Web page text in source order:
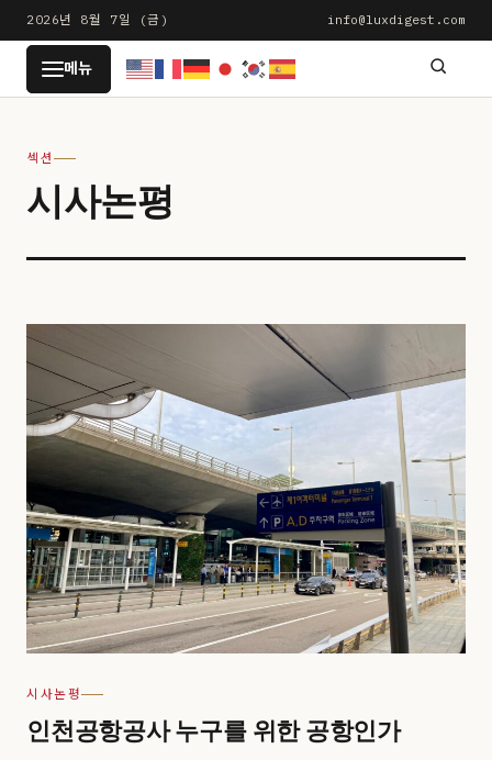
문
로
2026년 8월 7일 (금) info@luxdigest.com
LUXDIGEST
메뉴
섹션
시사논평
시사논평
인천공항공사 누구를 위한 공항인가